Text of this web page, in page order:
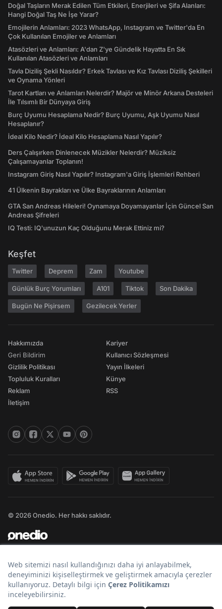
Doğal Taşların Merak Edilen Tüm Etkileri, Enerjileri ve Şifa Alanları:
Hangi Doğal Taş Ne İşe Yarar?
Emojilerin Anlamları: 2023 WhatsApp, Instagram ve Twitter'da En
Çok Kullanılan Emojiler ve Anlamları
Atasözleri ve Anlamları: A'dan Z'ye Gündelik Hayatta En Sık
Kullanılan Atasözleri ve Anlamları
Tavla Diziliş Şekli Nasıldır? Erkek Tavlası ve Kız Tavlası Diziliş Şekilleri
ve Oynama Yönleri
Tarot Kartları ve Anlamları Nelerdir? Majör ve Minör Arkana Desteleri
İle Tılsımlı Bir Dünyaya Giriş
Burç Uyumu Hesaplama Nedir? Burç Uyumu, Aşk Uyumu Nasıl
Hesaplanır?
İdeal Kilo Nedir? İdeal Kilo Hesaplama Nasıl Yapılır?
Ders Çalışırken Dinlenecek Müzikler Nelerdir? Müziksiz
Çalışamayanlar Toplanın!
Instagram Giriş Nasıl Yapılır? Instagram'a Giriş İşlemleri Rehberi
41 Ülkenin Bayrakları ve Ülke Bayraklarının Anlamları
GTA San Andreas Hileleri! Oynamaya Doyamayanlar İçin Güncel San
Andreas Şifreleri
IQ Testi: IQ'unuzun Kaç Olduğunu Merak Ettiniz mi?
Keşfet
Twitter Deprem Zam Youtube
Günlük Burç Yorumları A101 Tiktok Son Dakika
Bugün Ne Pişirsem Gezilecek Yerler
Hakkımızda
Geri Bildirim
Gizlilik Politikası
Topluluk Kuralları
Reklam
İletişim
Kariyer
Kullanıcı Sözleşmesi
Yayın İlkeleri
Künye
RSS
© 2026 Onedio. Her hakkı saklıdır.
Bir markasıdır.